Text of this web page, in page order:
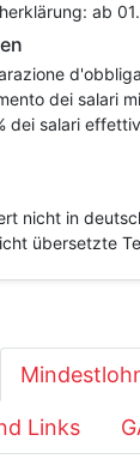
ab
dei salari
dei salari
nicht in
übersetzte
Links